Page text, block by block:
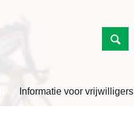
Informatie voor vrijwilligers